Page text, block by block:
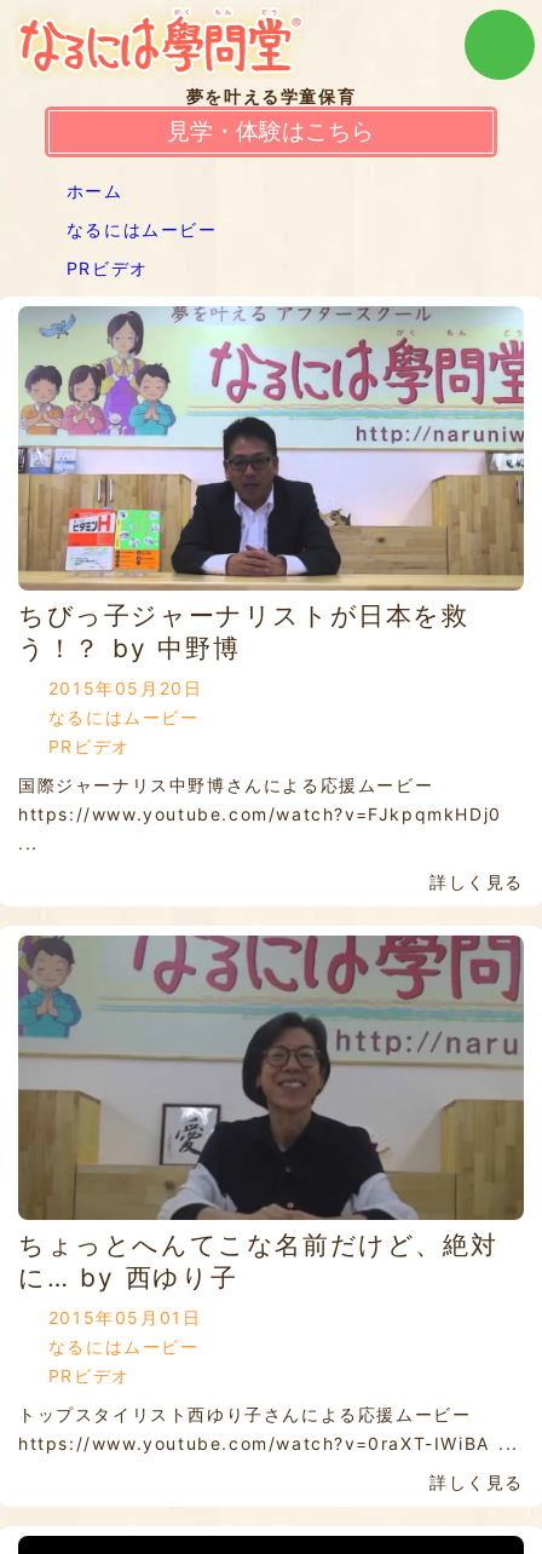
夢を叶える学童保育
見学・体験はこちら
ホーム
なるにはムービー
PRビデオ
ちびっ子ジャーナリストが日本を救
う！？ by 中野博
2015年05月20日
なるにはムービー
PRビデオ
国際ジャーナリス中野博さんによる応援ムービー
https://www.youtube.com/watch?v=FJkpqmkHDj0
...
詳しく見る
ちょっとへんてこな名前だけど、絶対
に… by 西ゆり子
2015年05月01日
なるにはムービー
PRビデオ
トップスタイリスト西ゆり子さんによる応援ムービー
https://www.youtube.com/watch?v=0raXT-IWiBA ...
詳しく見る